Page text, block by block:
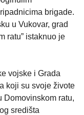
brigade.
u Vukovar, grad
ratu” istaknuo je
vojske i Grada
koji su svoje živote
Domovinskom ratu,
središta